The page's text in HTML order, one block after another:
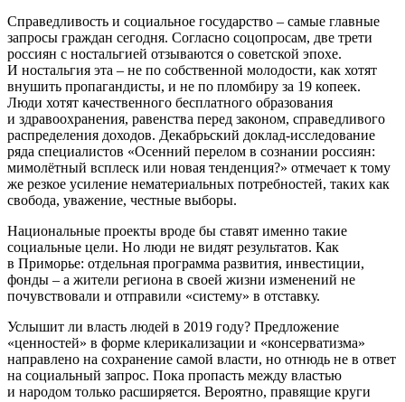
Справедливость и социальное государство – самые главные
запросы граждан сегодня. Согласно соцопросам, две трети
россиян с ностальгией отзываются о советской эпохе.
И ностальгия эта – не по собственной молодости, как хотят
внушить пропагандисты, и не по пломбиру за 19 копеек.
Люди хотят качественного бесплатного образования
и здравоохранения, равенства перед законом, справедливого
распределения доходов. Декабрьский доклад-исследование
ряда специалистов «Осенний перелом в сознании россиян:
мимолётный всплеск или новая тенденция?» отмечает к тому
же резкое усиление нематериальных потребностей, таких как
свобода, уважение, честные выборы.
Национальные проекты вроде бы ставят именно такие
социальные цели. Но люди не видят результатов. Как
в Приморье: отдельная программа развития, инвестиции,
фонды – а жители региона в своей жизни изменений не
почувствовали и отправили «систему» в отставку.
Услышит ли власть людей в 2019 году? Предложение
«ценностей» в форме клерикализации и «консерватизма»
направлено на сохранение самой власти, но отнюдь не в ответ
на социальный запрос. Пока пропасть между властью
и народом только расширяется. Вероятно, правящие круги